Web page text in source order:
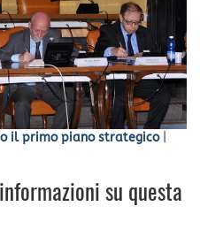
il primo piano strategico
su questa